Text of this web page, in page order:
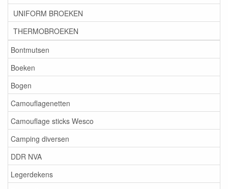
UNIFORM BROEKEN
THERMOBROEKEN
Bontmutsen
Boeken
Bogen
Camouflagenetten
Camouflage sticks Wesco
Camping diversen
DDR NVA
Legerdekens